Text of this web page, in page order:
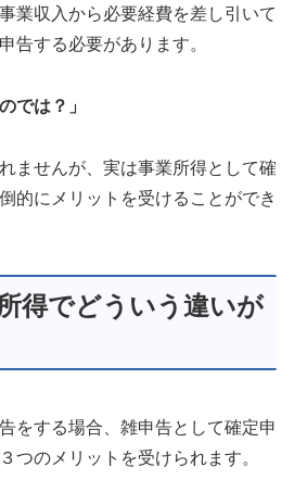
業収入から必要経費を差し引いて
告する必要があります。
では？」
ませんが、実は事業所得として確
的にメリットを受けることができ
得でどういう違いが
をする場合、雑申告として確定申
つのメリットを受けられます。